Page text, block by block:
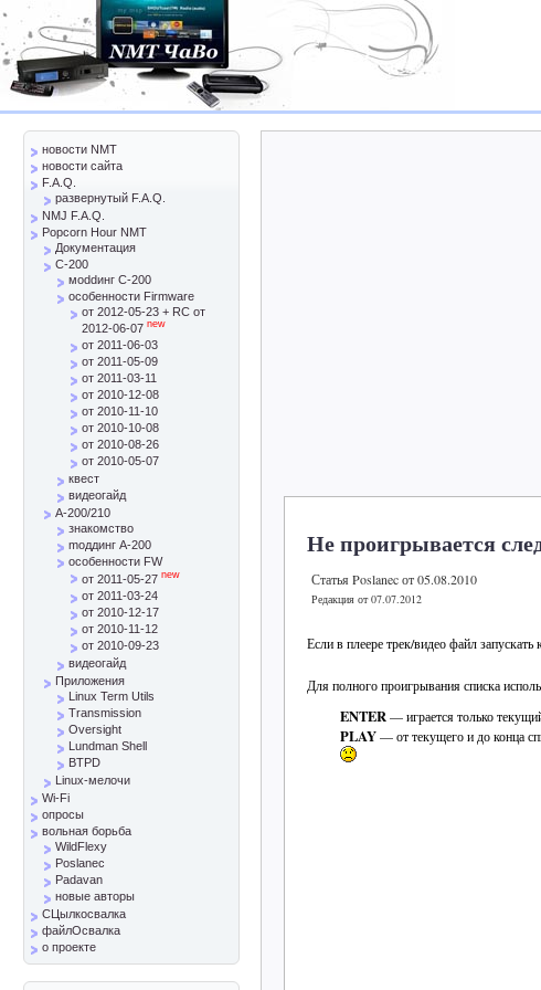
Не проигрывается
Статья Poslanec от 05.08.2010
Редакция от 07.07.2012
Если в плеере трек/видео файл запускать
Для полного проигрывания списка
ENTER— играется только
PLAY— от текущего и до конца
новости NMT
новости сайта
F.A.Q.
развернутый F.A.Q.
NMJ F.A.Q.
Popcorn Hour NMT
Документация
C-200
моddинг C-200
особенности Firmware
от 2012-05-23 + RC от
2012-06-07 new
от 2011-06-03
от 2011-05-09
от 2011-03-11
от 2010-12-08
от 2010-11-10
от 2010-10-08
от 2010-08-26
от 2010-05-07
квест
видеогайд
A-200/210
знакомство
mоддинг A-200
особенности FW
от 2011-05-27 new
от 2011-03-24
от 2010-12-17
от 2010-11-12
от 2010-09-23
видеогайд
Приложения
Linux Term Utils
Transmission
Oversight
Lundman Shell
BTPD
Linux-мелочи
Wi-Fi
опросы
вольная борьба
WildFlexy
Poslanec
Padavan
новые авторы
СЦылкосвалка
файлОсвалка
о проекте